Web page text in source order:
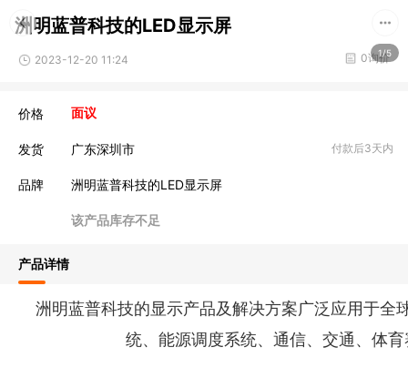
1/5
洲明蓝普科技的LED显示屏
2023-12-20 11:24 0询价
价格 面议
发货 广东深圳市 付款后3天内
品牌 洲明蓝普科技的LED显示屏
该产品库存不足
产品详情
洲明蓝普科技的显示产品及解决方案广泛应用于全
统、能源调度系统、通信、交通、体